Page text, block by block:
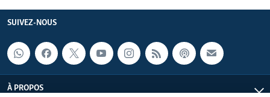
SUIVEZ-NOUS
À PROPOS